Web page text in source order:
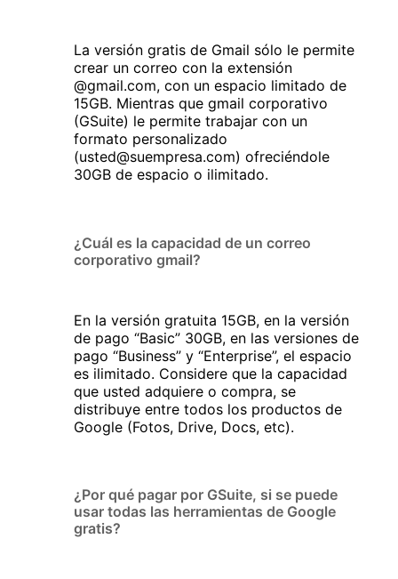
La versión gratis de Gmail sólo le permite
crear un correo con la extensión
@gmail.com, con un espacio limitado de
15GB. Mientras que gmail corporativo
(GSuite) le permite trabajar con un
formato personalizado
(usted@suempresa.com) ofreciéndole
30GB de espacio o ilimitado.
¿Cuál es la capacidad de un correo
corporativo gmail?
En la versión gratuita 15GB, en la versión
de pago “Basic” 30GB, en las versiones de
pago “Business” y “Enterprise”, el espacio
es ilimitado. Considere que la capacidad
que usted adquiere o compra, se
distribuye entre todos los productos de
Google (Fotos, Drive, Docs, etc).
¿Por qué pagar por GSuite, si se puede
usar todas las herramientas de Google
gratis?